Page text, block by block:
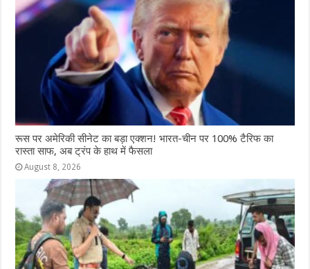
रूस पर अमेरिकी सीनेट का बड़ा एक्शन! भारत-चीन पर 100% टैरिफ का
रास्ता साफ, अब ट्रंप के हाथ में फैसला
August 8, 2026